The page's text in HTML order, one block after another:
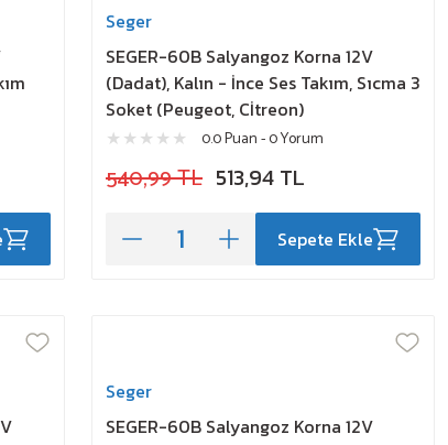
Seger
SEGER-60B Salyangoz Korna 12V
(Dadat), Kalın - İnce Ses Takım, Sıcma 3
Soket (Peugeot, Cİtreon)
0.0 Puan - 0 Yorum
540,99 TL 513,94 TL
Sepete Ekle
Seger
SEGER-60B Salyangoz Korna 12V